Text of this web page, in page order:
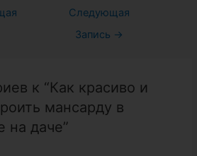
Следующая
Запись →
к “Как красиво и
мансарду в
на даче”